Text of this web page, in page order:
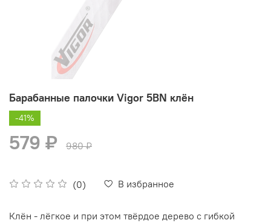
Барабанные палочки Vigor 5BN клён
(0) В избранное
-41%
579 ₽ 980 ₽
Клён - лёгкое и при этом твёрдое дерево с гибкой